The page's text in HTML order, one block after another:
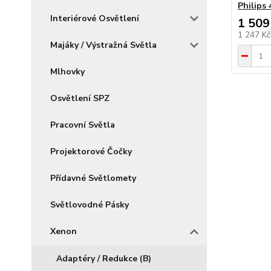
Interiérové Osvětlení
Majáky / Výstražná Světla
Mlhovky
Osvětlení SPZ
Pracovní Světla
Projektorové Čočky
Přídavné Světlomety
Světlovodné Pásky
Xenon
Adaptéry / Redukce (B)
Philips
1
1 247